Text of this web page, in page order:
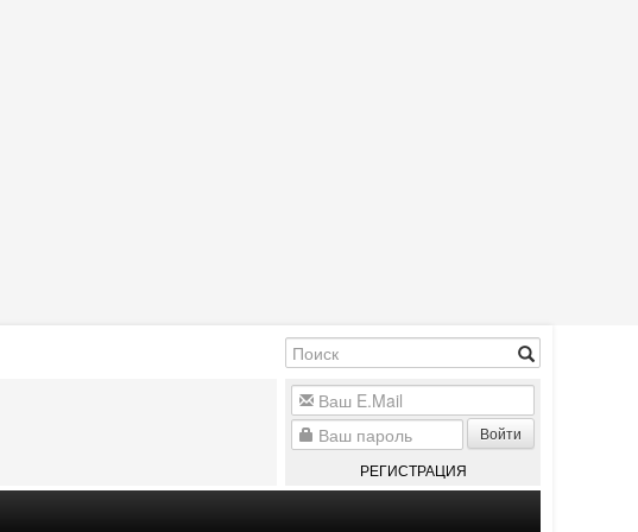
Войти
РЕГИСТРАЦИЯ